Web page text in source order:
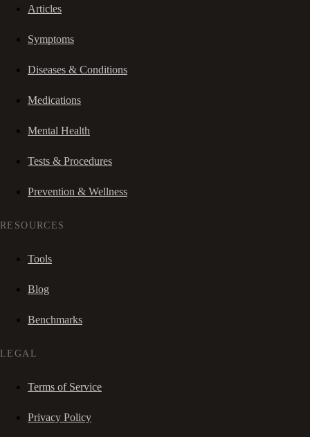
Articles
Symptoms
Diseases & Conditions
Medications
Mental Health
Tests & Procedures
Prevention & Wellness
RESOURCES
Tools
Blog
Benchmarks
LEGAL
Terms of Service
Privacy Policy